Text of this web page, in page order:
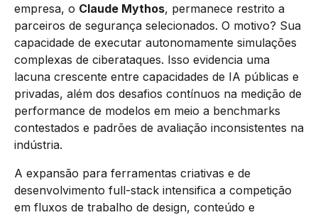
empresa, o Claude Mythos, permanece restrito a
parceiros de segurança selecionados. O motivo? Sua
capacidade de executar autonomamente simulações
complexas de ciberataques. Isso evidencia uma
lacuna crescente entre capacidades de IA públicas e
privadas, além dos desafios contínuos na medição de
performance de modelos em meio a benchmarks
contestados e padrões de avaliação inconsistentes na
indústria.
A expansão para ferramentas criativas e de
desenvolvimento full-stack intensifica a competição
em fluxos de trabalho de design, conteúdo e